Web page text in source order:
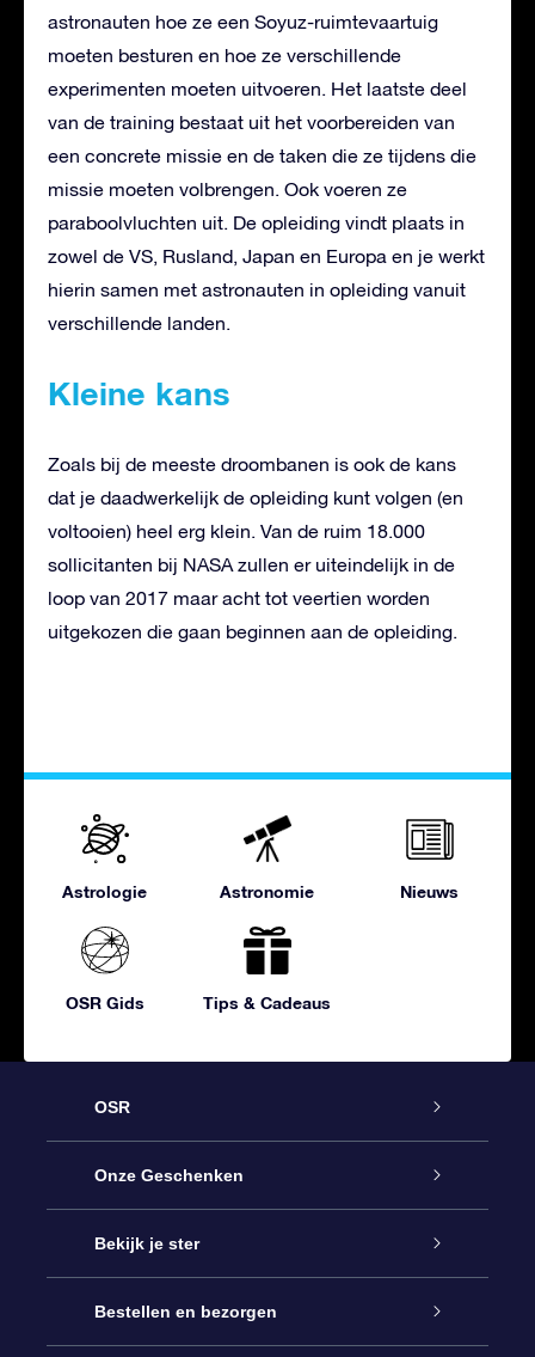
astronauten hoe ze een Soyuz-ruimtevaartuig
moeten besturen en hoe ze verschillende
experimenten moeten uitvoeren. Het laatste deel
van de training bestaat uit het voorbereiden van
een concrete missie en de taken die ze tijdens die
missie moeten volbrengen. Ook voeren ze
paraboolvluchten uit. De opleiding vindt plaats in
zowel de VS, Rusland, Japan en Europa en je werkt
hierin samen met astronauten in opleiding vanuit
verschillende landen.
Kleine kans
Zoals bij de meeste droombanen is ook de kans
dat je daadwerkelijk de opleiding kunt volgen (en
voltooien) heel erg klein. Van de ruim 18.000
sollicitanten bij NASA zullen er uiteindelijk in de
loop van 2017 maar acht tot veertien worden
uitgekozen die gaan beginnen aan de opleiding.
Astrologie Astronomie Nieuws
OSR Gids Tips & Cadeaus
OSR
Service
Contact
Blog
Onze Geschenken
Online Star Gift
OSR Cadeaupakket
Bekijk je ster
Sterrenregister
Bestellen en bezorgen